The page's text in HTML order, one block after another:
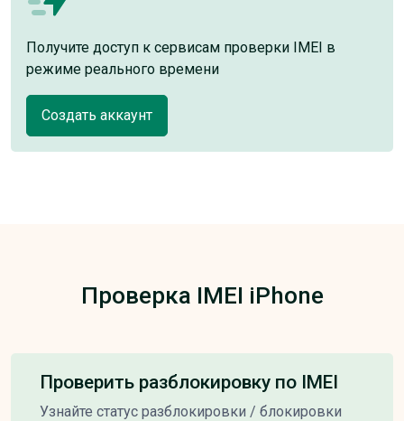
Получите доступ к сервисам проверки IMEI в
режиме реального времени
Создать аккаунт
Проверка IMEI iPhone
Проверить разблокировку по IMEI
Узнайте статус разблокировки / блокировки